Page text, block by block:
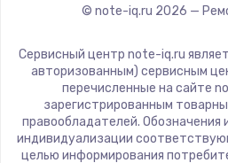
Hasee
ZTE
Hiper
© note-iq.ru 2026 —
Сервисный центр note-iq.ru
авторизованным) сервисным
перечисленные на сайте
зарегистрированным
правообладателей. Обозначения
индивидуализации
целью информирования